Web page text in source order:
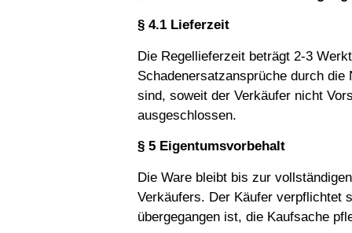
§ 4.1 Lieferzeit
Die Regellieferzeit beträgt 2-3
Schadenersatzansprüche durch
sind, soweit der Verkäufer nicht
ausgeschlossen.
§ 5 Eigentumsvorbehalt
Die Ware bleibt bis zur
Verkäufers. Der Käufer verpflichtet
übergegangen ist, die Kaufsache